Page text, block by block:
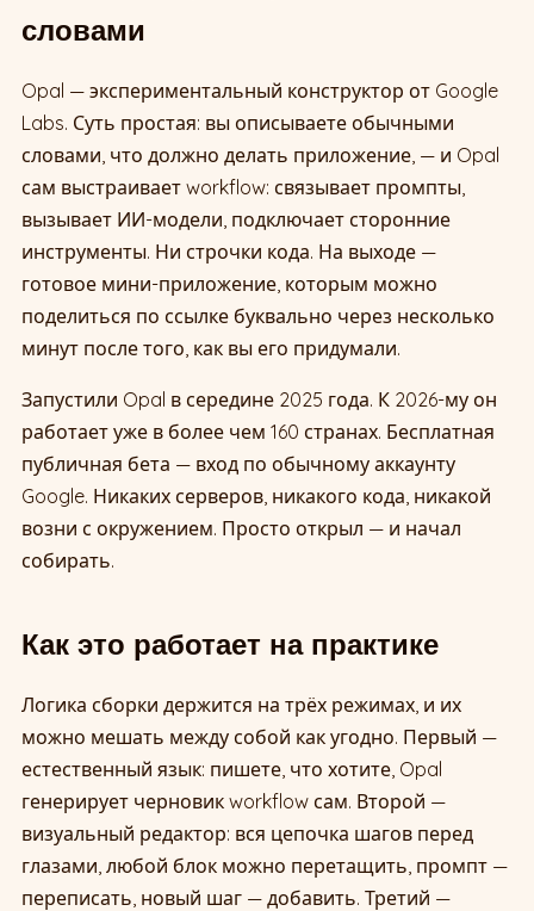
словами
Opal — экспериментальный конструктор от Google
Labs. Суть простая: вы описываете обычными
словами, что должно делать приложение, — и Opal
сам выстраивает workflow: связывает промпты,
вызывает ИИ-модели, подключает сторонние
инструменты. Ни строчки кода. На выходе —
готовое мини-приложение, которым можно
поделиться по ссылке буквально через несколько
минут после того, как вы его придумали.
Запустили Opal в середине 2025 года. К 2026-му он
работает уже в более чем 160 странах. Бесплатная
публичная бета — вход по обычному аккаунту
Google. Никаких серверов, никакого кода, никакой
возни с окружением. Просто открыл — и начал
собирать.
Как это работает на практике
Логика сборки держится на трёх режимах, и их
можно мешать между собой как угодно. Первый —
естественный язык: пишете, что хотите, Opal
генерирует черновик workflow сам. Второй —
визуальный редактор: вся цепочка шагов перед
глазами, любой блок можно перетащить, промпт —
переписать, новый шаг — добавить. Третий —